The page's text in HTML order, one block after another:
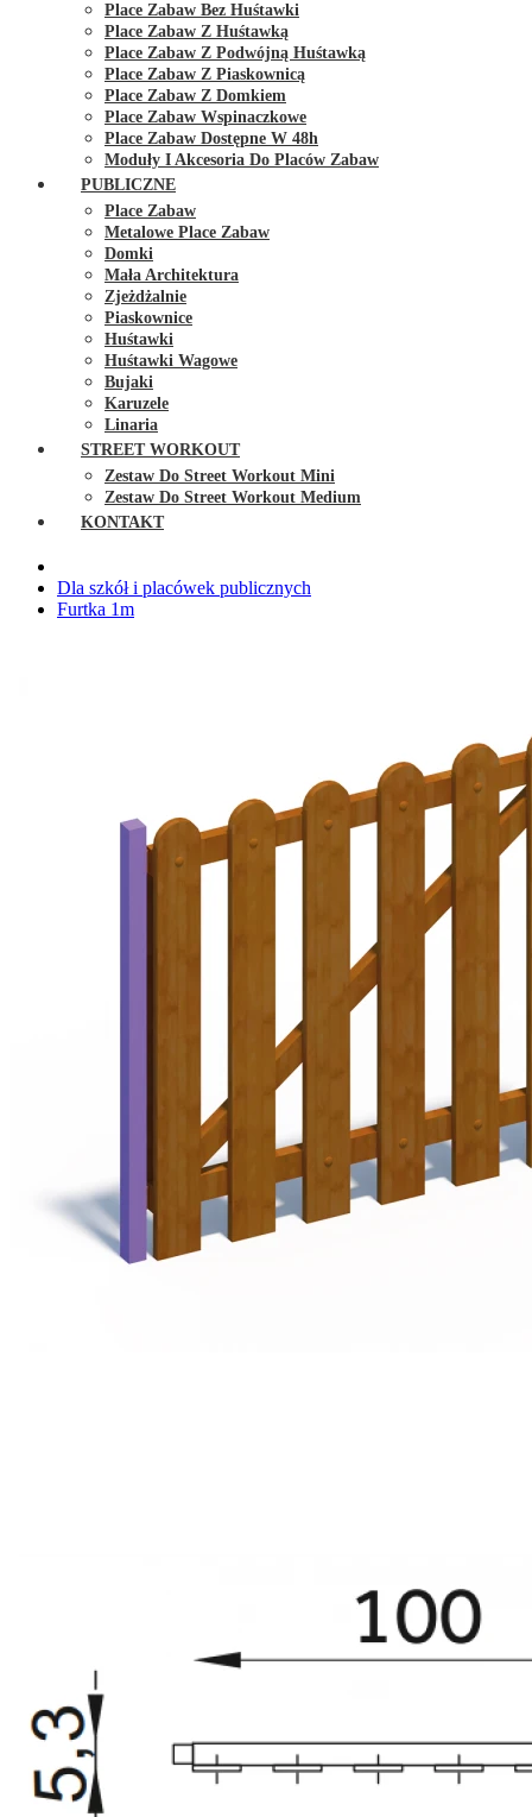
Place Zabaw Bez Huśtawki
Place Zabaw Z Huśtawką
Place Zabaw Z Podwójną Huśtawką
Place Zabaw Z Piaskownicą
Place Zabaw Z Domkiem
Place Zabaw Wspinaczkowe
Place Zabaw Dostępne W 48h
Moduły I Akcesoria Do Placów Zabaw
PUBLICZNE
Place Zabaw
Metalowe Place Zabaw
Domki
Mała Architektura
Zjeżdżalnie
Piaskownice
Huśtawki
Huśtawki Wagowe
Bujaki
Karuzele
Linaria
STREET WORKOUT
Zestaw Do Street Workout Mini
Zestaw Do Street Workout Medium
KONTAKT
Dla szkół i placówek publicznych
Furtka 1m